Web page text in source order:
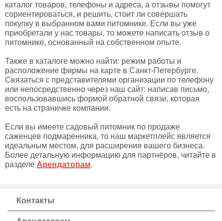
каталог товаров, телефоны и адреса, а отзывы помогут
сориентироваться, и решить, стоит ли совершать
покупку в выбранном вами питомнике. Если вы уже
приобретали у нас товары, то можете написать отзыв о
питомнике, основанный на собственном опыте.
Также в каталоге можно найти: режим работы и
расположение фирмы на карте в Санкт-Петербурге.
Связаться с представителями организации по телефону
или непосредственно через наш сайт: написав письмо,
воспользовавшись формой обратной связи, которая
есть на страничке компании.
Если вы имеете садовый питомник по продаже
саженцев подмаренника, то наш маркетплейс является
идеальным местом, для расширения вашего бизнеса.
Более детальную информацию для партнёров, читайте в
разделе Арендаторам.
Контакты